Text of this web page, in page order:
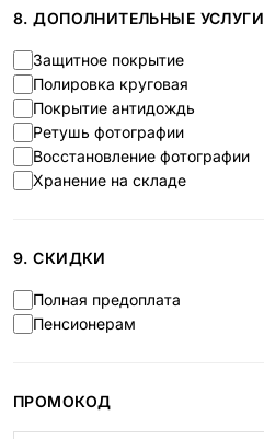
8. ДОПОЛНИТЕЛЬНЫЕ УСЛУГИ
Защитное покрытие
Полировка круговая
Покрытие антидождь
Ретушь фотографии
Восстановление фотографии
Хранение на складе
9. СКИДКИ
Полная предоплата
Пенсионерам
ПРОМОКОД